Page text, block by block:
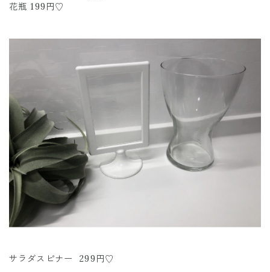
花瓶 199円♡
サラダスピナー 299円♡